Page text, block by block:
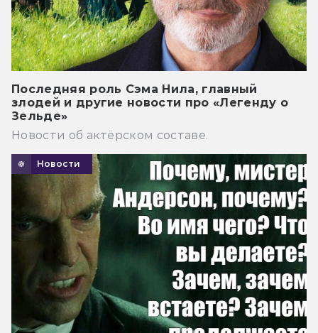
Последняя роль Сэма Нила, главный
злодей и другие новости про «Легенду о
Зельде»
Новости об актёрском составе.
Новости